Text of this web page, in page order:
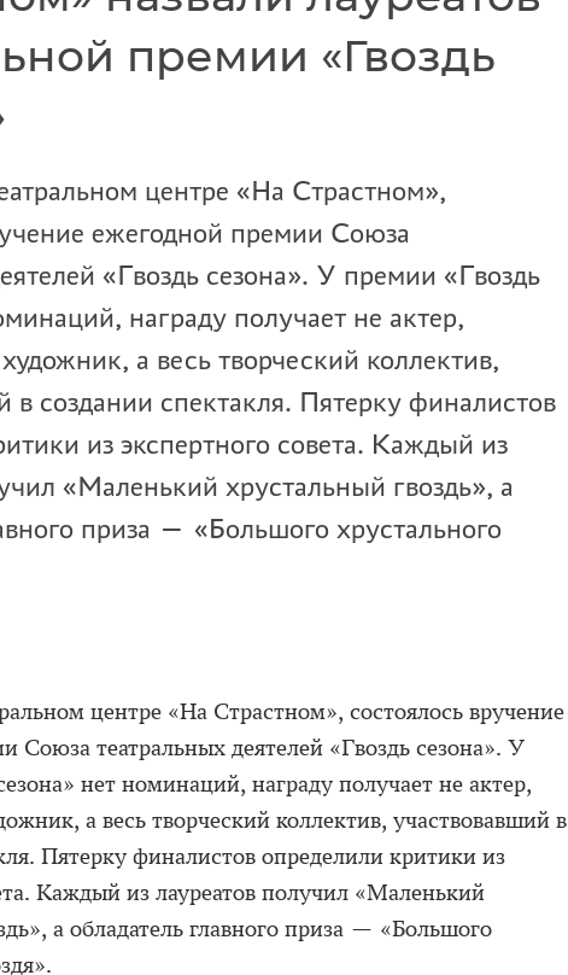
премии «Гвоздь
центре «На Страстном»,
ежегодной премии Союза
«Гвоздь сезона». У премии «Гвоздь
награду получает не актер,
а весь творческий коллектив,
в создании спектакля. Пятерку финалистов
из экспертного совета. Каждый из
«Маленький хрустальный гвоздь», а
приза — «Большого хрустального
центре «На Страстном», состоялось вручение
Союза театральных деятелей «Гвоздь сезона». У
нет номинаций, награду получает не актер,
а весь творческий коллектив, участвовавший в
Пятерку финалистов определили критики из
Каждый из лауреатов получил «Маленький
а обладатель главного приза — «Большого